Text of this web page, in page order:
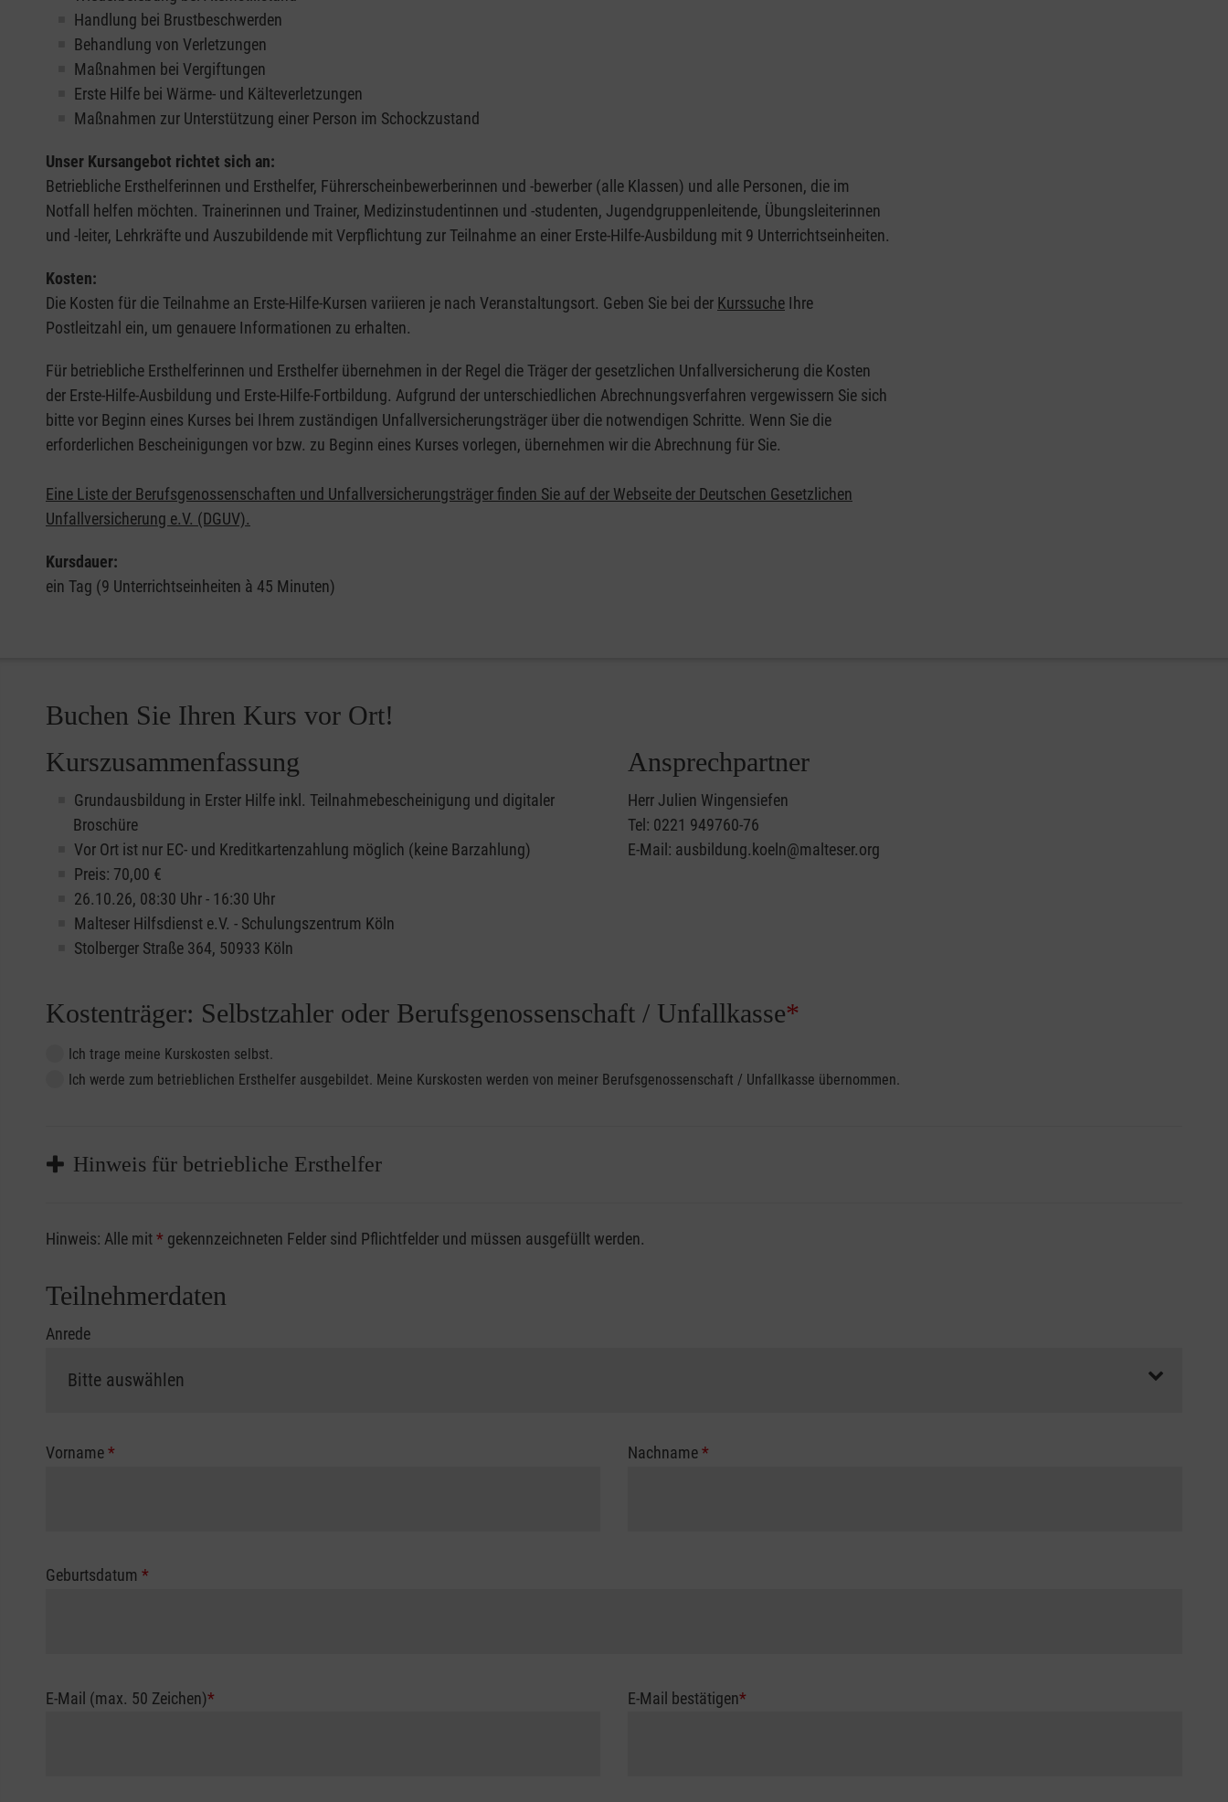
Handlung bei Brustbeschwerden
Behandlung von Verletzungen
Maßnahmen bei Vergiftungen
Erste Hilfe bei Wärme- und Kälteverletzungen
Maßnahmen zur Unterstützung einer Person im Schockzustand
Unser Kursangebot richtet sich an:
Betriebliche Ersthelferinnen und Ersthelfer, Führerscheinbewerberinnen und -bewerber (alle Klassen) und alle Personen, die im
Notfall helfen möchten. Trainerinnen und Trainer, Medizinstudentinnen und -studenten, Jugendgruppenleitende, Übungsleiterinnen
und -leiter, Lehrkräfte und Auszubildende mit Verpflichtung zur Teilnahme an einer Erste-Hilfe-Ausbildung mit 9 Unterrichtseinheiten.
Kosten:
Die Kosten für die Teilnahme an Erste-Hilfe-Kursen variieren je nach Veranstaltungsort. Geben Sie bei der Kurssuche Ihre
Postleitzahl ein, um genauere Informationen zu erhalten.
Für betriebliche Ersthelferinnen und Ersthelfer übernehmen in der Regel die Träger der gesetzlichen Unfallversicherung die Kosten
der Erste-Hilfe-Ausbildung und Erste-Hilfe-Fortbildung. Aufgrund der unterschiedlichen Abrechnungsverfahren vergewissern Sie sich
bitte vor Beginn eines Kurses bei Ihrem zuständigen Unfallversicherungsträger über die notwendigen Schritte. Wenn Sie die
erforderlichen Bescheinigungen vor bzw. zu Beginn eines Kurses vorlegen, übernehmen wir die Abrechnung für Sie.
Eine Liste der Berufsgenossenschaften und Unfallversicherungsträger finden Sie auf der Webseite der Deutschen Gesetzlichen
Unfallversicherung e.V. (DGUV).
Kursdauer:
ein Tag (9 Unterrichtseinheiten à 45 Minuten)
Buchen Sie Ihren Kurs vor Ort!
Kurszusammenfassung
Grundausbildung in Erster Hilfe inkl. Teilnahmebescheinigung und digitaler
Broschüre
Vor Ort ist nur EC- und Kreditkartenzahlung möglich (keine Barzahlung)
Preis: 70,00 €
26.10.26, 08:30 Uhr - 16:30 Uhr
Malteser Hilfsdienst e.V. - Schulungszentrum Köln
Stolberger Straße 364, 50933 Köln
Ansprechpartner
Herr Julien Wingensiefen
Tel: 0221 949760-76
E-Mail: ausbildung.koeln@malteser.org
Kostenträger: Selbstzahler oder Berufsgenossenschaft / Unfallkasse*
Ich trage meine Kurskosten selbst.
Ich werde zum betrieblichen Ersthelfer ausgebildet. Meine Kurskosten werden von meiner Berufsgenossenschaft / Unfallkasse übernommen.
Hinweis für betriebliche Ersthelfer
Sofern Sie ein Kostenübernahmeverfahren Ihrer Berufsgenossenschaft / Unfallkasse nutzen, beachten Sie bitte, dass die Abrechnungsunterlagen spätestens zu Kursbeginn
vorliegen müssen. Andernfalls erfolgt eine Abrechnung der vollen Kursgebühr als Selbstzahler.
Hinweis: Alle mit* gekennzeichneten Felder sind Pflichtfelder und müssen ausgefüllt werden.
Teilnehmerdaten
Anrede
Vorname* Nachname*
Geburtsdatum *
E-Mail (max. 50 Zeichen)* E-Mail bestätigen*